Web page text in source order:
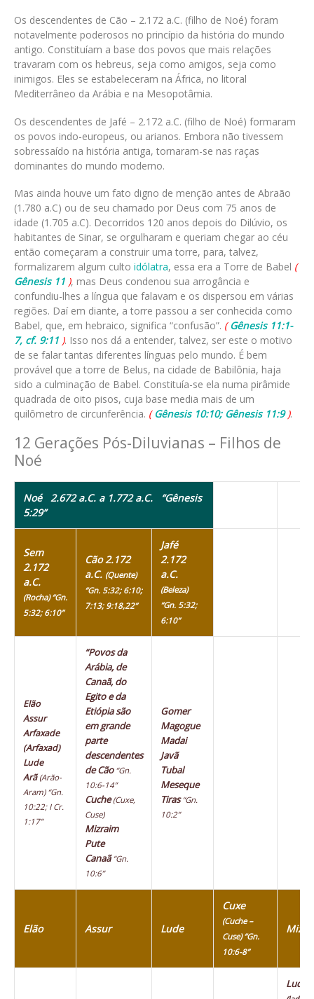
Os descendentes de Cão – 2.172 a.C. (filho de Noé) foram
notavelmente poderosos no princípio da história do mundo
antigo. Constituíam a base dos povos que mais relações
travaram com os hebreus, seja como amigos, seja como
inimigos. Eles se estabeleceram na África, no litoral
Mediterrâneo da Arábia e na Mesopotâmia.
Os descendentes de Jafé – 2.172 a.C. (filho de Noé) formaram
os povos indo-europeus, ou arianos. Embora não tivessem
sobressaído na história antiga, tornaram-se nas raças
dominantes do mundo moderno.
Mas ainda houve um fato digno de menção antes de Abraão
(1.780 a.C) ou de seu chamado por Deus com 75 anos de
idade (1.705 a.C). Decorridos 120 anos depois do Dilúvio, os
habitantes de Sinar, se orgulharam e queriam chegar ao céu
então começaram a construir uma torre, para, talvez,
formalizarem algum culto idólatra, essa era a Torre de Babel (
Gênesis 11 ), mas Deus condenou sua arrogância e
confundiu-lhes a língua que falavam e os dispersou em várias
regiões. Daí em diante, a torre passou a ser conhecida como
Babel, que, em hebraico, significa “confusão”. (Gênesis 11:1-
7, cf. 9:11 ). Isso nos dá a entender, talvez, ser este o motivo
de se falar tantas diferentes línguas pelo mundo. É bem
provável que a torre de Belus, na cidade de Babilônia, haja
sido a culminação de Babel. Constituía-se ela numa pirâmide
quadrada de oito pisos, cuja base media mais de um
quilômetro de circunferência. (Gênesis 10:10; Gênesis 11:9).
12 Gerações Pós-Diluvianas – Filhos de
Noé
Noé 2.672 a.C. a 1.772 a.C.
“Gênesis
5:29”
Sem
2.172
a.C.
(Rocha) “Gn.
5:32; 6:10”
Cão 2.172
a.C. (Quente)
“Gn. 5:32; 6:10;
7:13; 9:18,22”
Jafé
2.172
a.C.
(Beleza)
“Gn. 5:32;
6:10”
Elão
Assur
Arfaxade
(Arfaxad)
Lude
Arã (Arão-
Aram) “Gn.
10:22; I Cr.
1:17”
“Povos da
Arábia, de
Canaã, do
Egito e da
Etiópia são
em grande
parte
descendentes
de Cão “Gn.
10:6-14”
Cuche(Cuxe,
Cuse)
Mizraim
Pute
Canaã“Gn.
10:6”
Gomer
Magogue
Madai
Javã
Tubal
Meseque
Tiras“Gn.
10:2”
Elão Assur Lude
Cuxe
(Cuche –
Cuse) “Gn.
10:6-8”
Ludim